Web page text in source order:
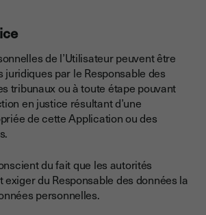
de l’Utilisateur peuvent être
juridiques par le Responsable des
tribunaux ou à toute étape pouvant
en justice résultant d’une
de cette Application ou des
du fait que les autorités
exiger du Responsable des données la
personnelles.